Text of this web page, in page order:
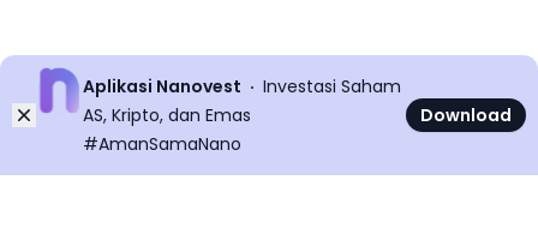
Dismiss
Aplikasi Nanovest
Investasi Saham
AS, Kripto, dan Emas
#AmanSamaNano
Download